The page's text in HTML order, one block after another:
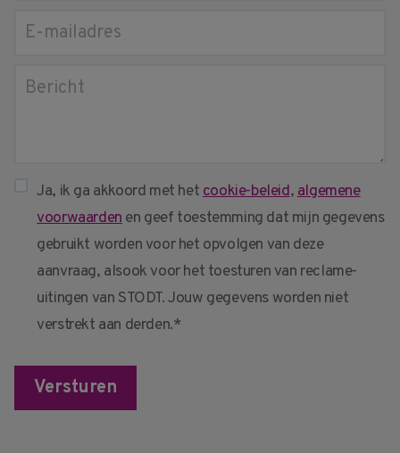
Ja, ik ga akkoord met hetcookie-beleid,algemene
voorwaardenen geef toestemming dat mijn gegevens
gebruikt worden voor het opvolgen van deze
aanvraag, alsook voor het toesturen van reclame-
uitingen van STODT. Jouw gegevens worden niet
verstrekt aan derden.*
Versturen